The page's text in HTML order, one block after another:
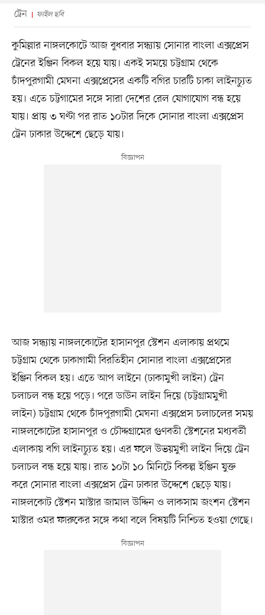
ট্রেন ফাইল ছবি
কুমিল্লার নাঙ্গলকোটে আজ বুধবার সন্ধ্যায় সোনার বাংলা এক্সপ্রেস
ট্রেনের ইঞ্জিন বিকল হয়ে যায়। একই সময়ে চট্টগ্রাম থেকে
চাঁদপুরগামী মেঘনা এক্সপ্রেসের একটি বগির চারটি চাকা লাইনচ্যুত
হয়। এতে চট্টগামের সঙ্গে সারা দেশের রেল যোগাযোগ বন্ধ হয়ে
যায়। প্রায় ৩ ঘণ্টা পর রাত ১০টার দিকে সোনার বাংলা এক্সপ্রেস
ট্রেন ঢাকার উদ্দেশে ছেড়ে যায়।
আজ সন্ধ্যায় নাঙ্গলকোটের হাসানপুর স্টেশন এলাকায় প্রথমে
চট্টগ্রাম থেকে ঢাকাগামী বিরতিহীন সোনার বাংলা এক্সপ্রেসের
ইঞ্জিন বিকল হয়। এতে আপ লাইনে (ঢাকামুখী লাইন) ট্রেন
চলাচল বন্ধ হয়ে পড়ে। পরে ডাউন লাইন দিয়ে (চট্টগ্রামমুখী
লাইন) চট্টগ্রাম থেকে চাঁদপুরগামী মেঘনা এক্সপ্রেস চলাচলের সময়
নাঙ্গলকোটের হাসানপুর ও চৌদ্দগ্রামের গুণবতী স্টেশনের মধ্যবর্তী
এলাকায় বগি লাইনচ্যুত হয়। এর ফলে উভয়মুখী লাইন দিয়ে ট্রেন
চলাচল বন্ধ হয়ে যায়। রাত ১০টা ১০ মিনিটে বিকল্প ইঞ্জিন যুক্ত
করে সোনার বাংলা এক্সপ্রেস ট্রেন ঢাকার উদ্দেশে ছেড়ে যায়।
নাঙ্গলকোট স্টেশন মাস্টার জামাল উদ্দিন ও লাকসাম জংশন স্টেশন
মাস্টার ওমর ফারুকের সঙ্গে কথা বলে বিষয়টি নিশ্চিত হওয়া গেছে।